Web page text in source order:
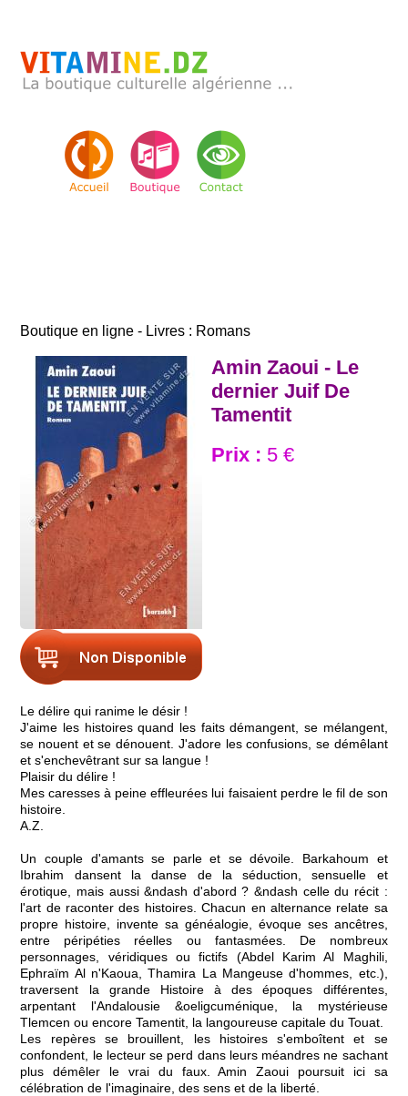
Boutique en ligne - Livres : Romans
Amin Zaoui - Le
dernier Juif De
Tamentit
Prix : 5 €
Le délire qui ranime le désir !
J'aime les histoires quand les faits démangent, se mélangent,
se nouent et se dénouent. J'adore les confusions, se démêlant
et s'enchevêtrant sur sa langue !
Plaisir du délire !
Mes caresses à peine effleurées lui faisaient perdre le fil de son
histoire.
A.Z.
Un couple d'amants se parle et se dévoile. Barkahoum et
Ibrahim dansent la danse de la séduction, sensuelle et
érotique, mais aussi &ndash d'abord ? &ndash celle du récit :
l'art de raconter des histoires. Chacun en alternance relate sa
propre histoire, invente sa généalogie, évoque ses ancêtres,
entre péripéties réelles ou fantasmées. De nombreux
personnages, véridiques ou fictifs (Abdel Karim Al Maghili,
Ephraïm Al n'Kaoua, Thamira La Mangeuse d'hommes, etc.),
traversent la grande Histoire à des époques différentes,
arpentant l'Andalousie &oeligcuménique, la mystérieuse
Tlemcen ou encore Tamentit, la langoureuse capitale du Touat.
Les repères se brouillent, les histoires s'emboîtent et se
confondent, le lecteur se perd dans leurs méandres ne sachant
plus démêler le vrai du faux. Amin Zaoui poursuit ici sa
célébration de l'imaginaire, des sens et de la liberté.